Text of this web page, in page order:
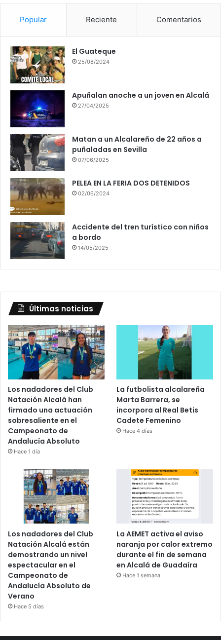
Popular Reciente Comentarios
El Guateque
25/08/2024
Apuñalan anoche a un joven en Alcalá
27/04/2025
Matan a un Alcalareño de 22 años a
puñaladas en Sevilla
07/06/2025
PELEA EN LA FERIA DOS DETENIDOS
02/06/2024
Accidente del tren turístico con niños
a bordo
14/05/2025
Últimas noticias
Los nadadores del Club
Natación Alcalá han
firmado una actuación
sobresaliente en el
Campeonato de
Andalucía Absoluto
Hace 1 día
La futbolista alcalareña
Marta Barrera, se
incorpora al Real Betis
Cadete Femenino
Hace 4 días
Los nadadores del Club
Natación Alcalá están
demostrando un nivel
espectacular en el
Campeonato de
Andalucía Absoluto de
Verano
Hace 5 días
La AEMET activa el aviso
naranja por calor extremo
durante el fin de semana
en Alcalá de Guadaíra
Hace 1 semana